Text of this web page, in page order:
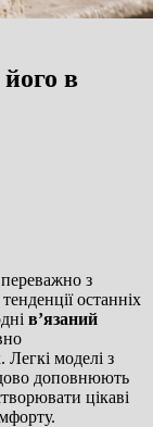
в
з
останніх
в’язаний
Легкі моделі з
доповнюють
цікаві